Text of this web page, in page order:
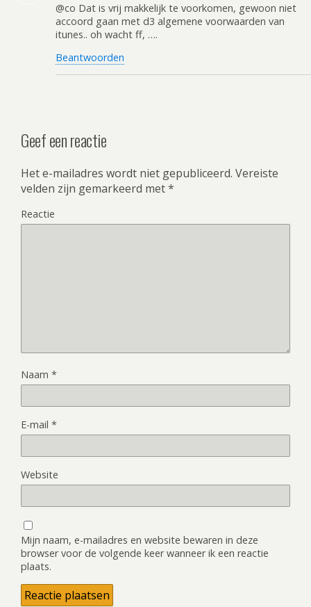
@co Dat is vrij makkelijk te voorkomen, gewoon niet
accoord gaan met d3 algemene voorwaarden van
itunes.. oh wacht ff, ….
Beantwoorden
Geef een reactie
Het e-mailadres wordt niet gepubliceerd. Vereiste
velden zijn gemarkeerd met*
Reactie
Naam *
E-mail *
Website
Mijn naam, e-mailadres en website bewaren in deze
browser voor de volgende keer wanneer ik een reactie
plaats.